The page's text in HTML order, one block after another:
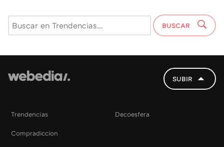
BUSCAR
SUBIR
Trendencias Decoesfera
Compradiccion